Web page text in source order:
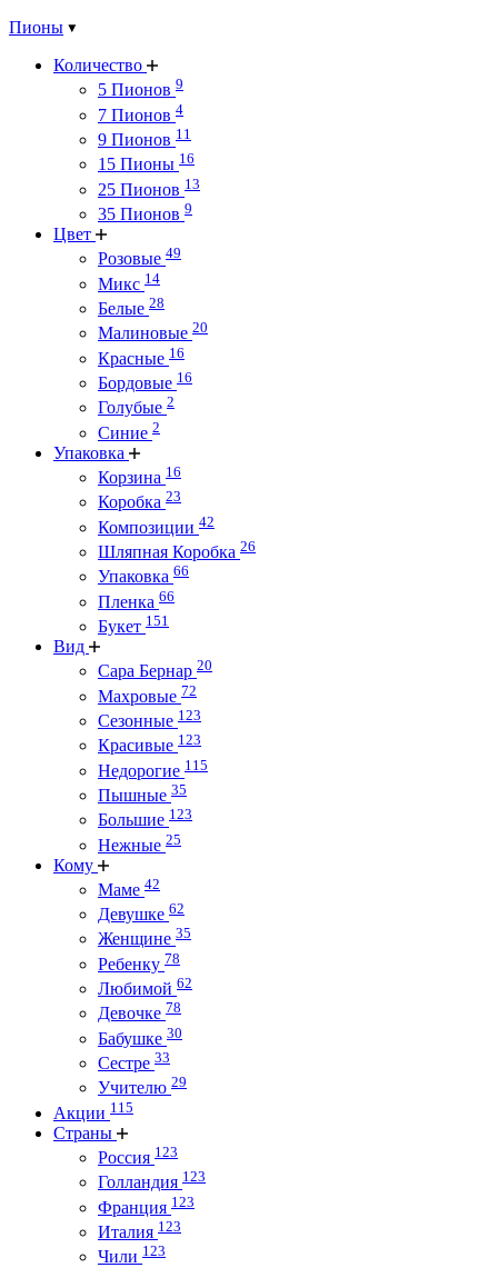
Пионы
Количество
5 Пионов 9
7 Пионов 4
9 Пионов 11
15 Пионы 16
25 Пионов 13
35 Пионов 9
Цвет
Розовые 49
Микс 14
Белые 28
Малиновые 20
Красные 16
Бордовые 16
Голубые 2
Синие 2
Упаковка
Корзина 16
Коробка 23
Композиции 42
Шляпная Коробка 26
Упаковка 66
Пленка 66
Букет 151
Вид
Сара Бернар 20
Махровые 72
Сезонные 123
Красивые 123
Недорогие 115
Пышные 35
Большие 123
Нежные 25
Кому
Маме 42
Девушке 62
Женщине 35
Ребенку 78
Любимой 62
Девочке 78
Бабушке 30
Сестре 33
Учителю 29
Акции 115
Страны
Россия 123
Голландия 123
Франция 123
Италия 123
Чили 123